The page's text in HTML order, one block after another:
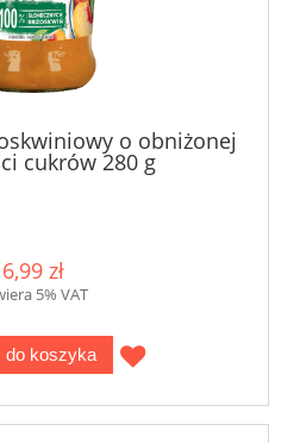
o obniżonej
cukrów 280 g
6,99 zł
5% VAT
do koszyka